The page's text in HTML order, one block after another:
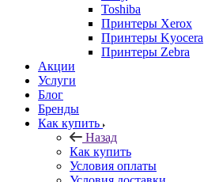
Toshiba
Принтеры Xerox
Принтеры Kyocera
Принтеры Zebra
Акции
Услуги
Блог
Бренды
Как купить
Назад
Как купить
Условия оплаты